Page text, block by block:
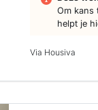
Om kans
helpt je
Via Housiva